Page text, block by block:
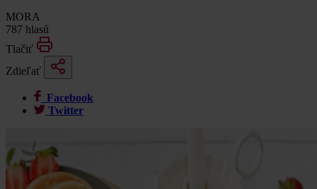
MORA
787 hlasů
Tlačiť
Zdieľať
Facebook
Twitter